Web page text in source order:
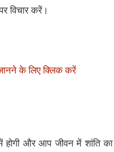
विचार करें।
के लिए क्लिक करें
और आप जीवन में शांति का